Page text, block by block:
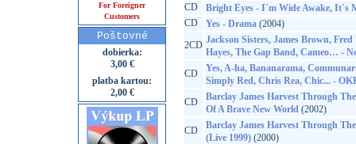
For Foreigner
Customers
Poštovné
dobierka:
3,00 €
platba kartou:
2,00 €
CD
Bright Eyes - I`m Wide Awake, It`s
CD
Yes - Drama(2004)
2CD Jackson Sisters, James Brown,
Hayes, The Gap Band, Cameo… -
CD
Yes, A-ha, Bananarama,
Simply Red, Chris Rea, Chic... -
CD
Barclay James Harvest Through
Of A Brave New World(2002)
CD
Barclay James Harvest Through
(Live 1999)(2000)